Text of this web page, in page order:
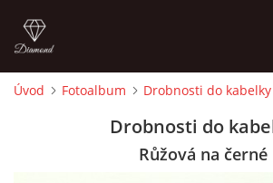
Úvod Fotoalbum Drobnosti do kabelky
Drobnosti do
Růžová na černé